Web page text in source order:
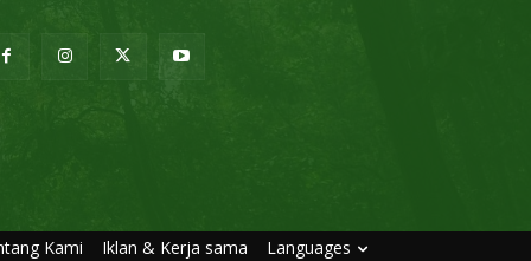
Kami Iklan & Kerja sama Languages